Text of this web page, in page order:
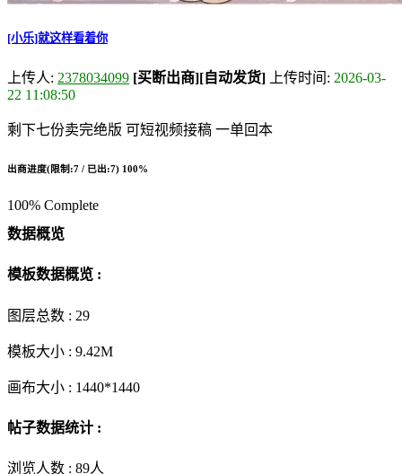
[小乐]就这样看着你
上传人: 2378034099 [买断出商][自动发货] 上传时间: 2026-03-
22 11:08:50
剩下七份卖完绝版 可短视频接稿 一单回本
出商进度(限制:7 / 已出:7) 100%
100% Complete
数据概览
模板数据概览 :
图层总数 : 29
模板大小 : 9.42M
画布大小 : 1440*1440
帖子数据统计 :
浏览人数 : 89人